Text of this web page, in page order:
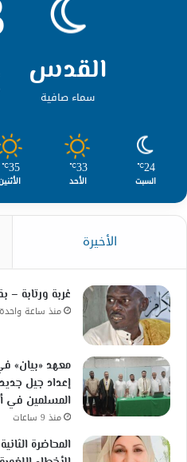
القدس
سماء صافية
24
℃
السبت
33
℃
الأحد
35
℃
الأخيرة
غربة ورتابة –
منذ ساعة واحدة
معهد «بيان»
إعداد جيل
المسلمين في
منذ 9 ساعات
المحاضرة